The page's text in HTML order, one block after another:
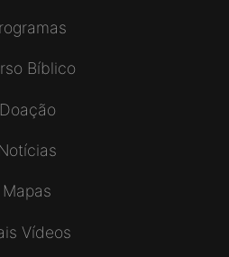
Bíblico
Doação
Notícias
Mapas
Vídeos